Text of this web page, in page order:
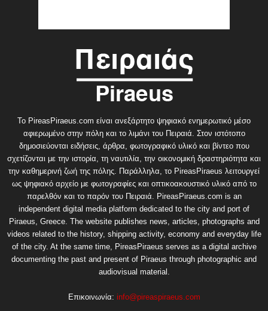
Το PireasPiraeus.com είναι ανεξάρτητο ψηφιακό ενημερωτικό μέσο
αφιερωμένο στην πόλη και το λιμάνι του Πειραιά. Στον ιστότοπο
δημοσιεύονται ειδήσεις, άρθρα, φωτογραφικό υλικό και βίντεο που
σχετίζονται με την ιστορία, τη ναυτιλία, την οικονομική δραστηριότητα και
την καθημερινή ζωή της πόλης. Παράλληλα, το PireasPiraeus λειτουργεί
ως ψηφιακό αρχείο με φωτογραφίες και οπτικοακουστικό υλικό από το
παρελθόν και το παρόν του Πειραιά. PireasPiraeus.com is an
independent digital media platform dedicated to the city and port of
Piraeus, Greece. The website publishes news, articles, photographs and
videos related to the history, shipping activity, economy and everyday life
of the city. At the same time, PireasPiraeus serves as a digital archive
documenting the past and present of Piraeus through photographic and
audiovisual material.
Επικοινωνία: info@pireaspiraeus.com